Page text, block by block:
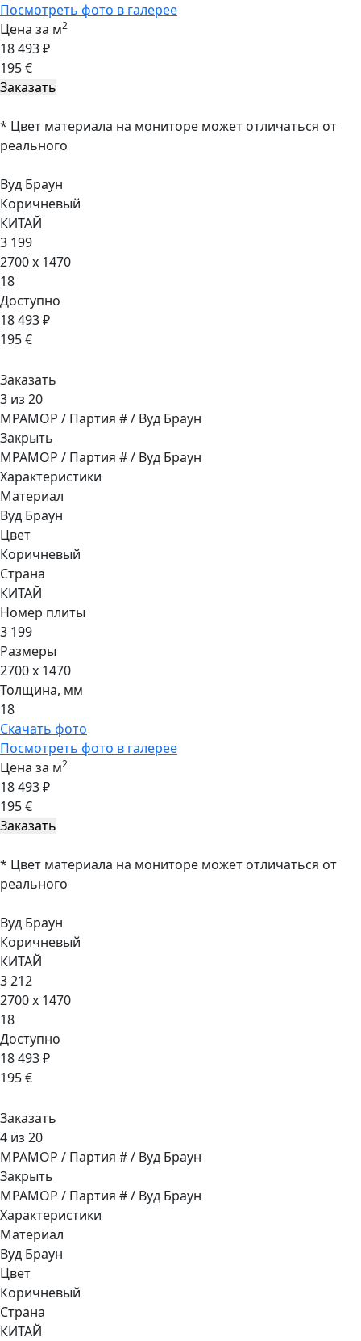
Посмотреть фото в галерее
Цена за м2
18 493 ₽
195 €
* Цвет материала на мониторе может отличаться от
реального
Вуд Браун
Коричневый
КИТАЙ
3 199
2700 x 1470
18
Доступно
18 493 ₽
195 €
Заказать
3 из 20
МРАМОР / Партия # / Вуд Браун
Закрыть
МРАМОР / Партия # / Вуд Браун
Характеристики
Материал
Вуд Браун
Цвет
Коричневый
Страна
КИТАЙ
Номер плиты
3 199
Размеры
2700 x 1470
Толщина, мм
18
Скачать фото
Посмотреть фото в галерее
Цена за м2
18 493 ₽
195 €
* Цвет материала на мониторе может отличаться от
реального
Вуд Браун
Коричневый
КИТАЙ
3 212
2700 x 1470
18
Доступно
18 493 ₽
195 €
Заказать
4 из 20
МРАМОР / Партия # / Вуд Браун
Закрыть
МРАМОР / Партия # / Вуд Браун
Характеристики
Материал
Вуд Браун
Цвет
Коричневый
Страна
КИТАЙ